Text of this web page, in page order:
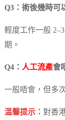
Q3：術後幾時可
輕度工作一般
期。
Q4： 人工流產會
一般唔會，但多
温馨提示： 對香